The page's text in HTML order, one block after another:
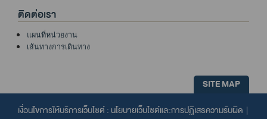
ติดต่อเรา
แผนที่หน่วยงาน
เส้นทางการเดินทาง
SITE MAP
เงื่อนไขการให้บริการเว็บไซต์ : นโยบายเว็บไซต์และการปฏิเสธความรับผิด |